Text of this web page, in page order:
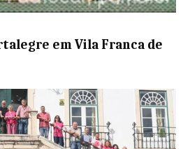
em Vila Franca de